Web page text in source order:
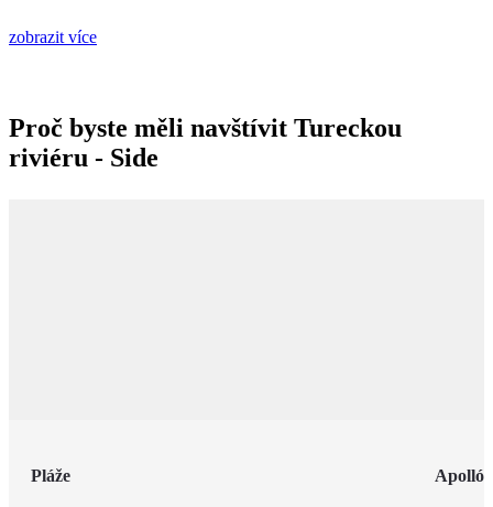
zobrazit více
Proč byste měli navštívit Tureckou
riviéru - Side
Pláže